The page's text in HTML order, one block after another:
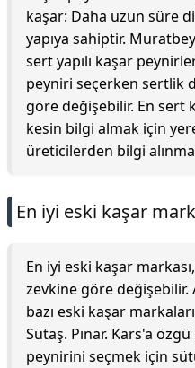
kaşar: Daha uzun süre
yapıya sahiptir.
sert yapılı kaşar
peyniri seçerken sertlik
göre değişebilir. En sert
kesin bilgi almak için
üreticilerden bilgi
En iyi eski kaşar
En iyi eski kaşar
zevkine göre değişebilir.
bazı eski kaşar
Sütaş. Pınar. Kars'a
peynirini seçmek için